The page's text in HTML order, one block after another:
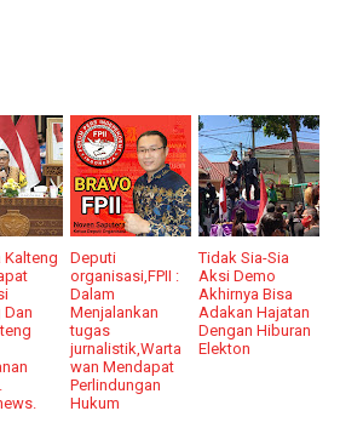
Kalteng
Dan
Deputi
organisasi,FPII :
Dalam
Menjalankan
tugas
jurnalistik,Warta
wan Mendapat
Perlindungan
Hukum
Tidak Sia-Sia
Aksi Demo
Akhirnya Bisa
Adakan Hajatan
Dengan Hiburan
Elekton